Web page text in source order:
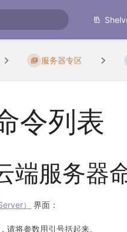
服务器专区
令列表
端服务器
） 界面：
请将参数用引号括起来。